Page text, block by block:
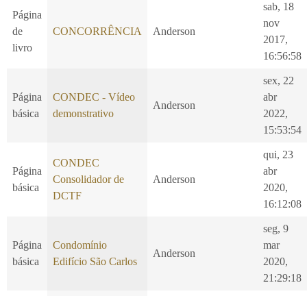
Página
de
livro
CONCORRÊNCIA Anderson
sab, 18
nov
2017,
16:56:58
Página
básica
CONDEC - Vídeo
demonstrativo
Anderson
sex, 22
abr
2022,
15:53:54
Página
básica
CONDEC
Consolidador de
DCTF
Anderson
qui, 23
abr
2020,
16:12:08
Página
básica
Condomínio
Edifício São Carlos
Anderson
seg, 9
mar
2020,
21:29:18